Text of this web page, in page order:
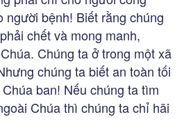
người bệnh! Biết rằng chúng
chết và mong manh,
Chúng ta ở trong một xã
chúng ta biết an toàn tối
ban! Nếu chúng ta tìm
Chúa thì chúng ta chỉ hãi